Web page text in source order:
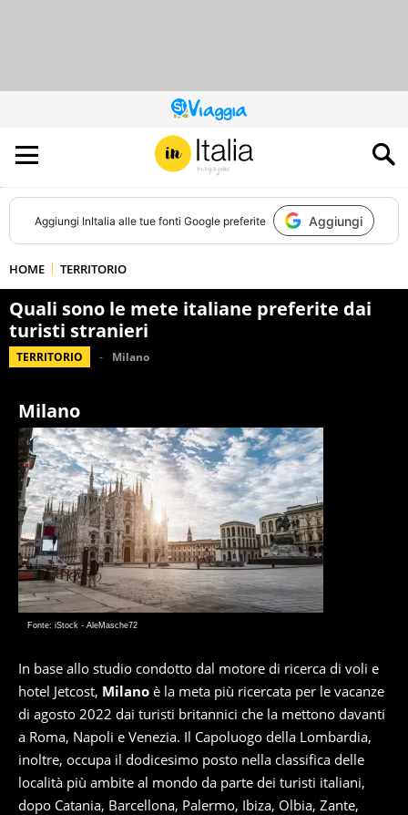
QUESTO
SITO
CONTRIBUISCE
ALL’AUDIENCE
DI
Aggiungi InItalia alle tue fonti Google preferite Aggiungi
HOME TERRITORIO
Quali sono le mete italiane preferite dai
turisti stranieri
TERRITORIO Milano
Milano
Fonte: iStock - AleMasche72
In base allo studio condotto dal motore di ricerca di voli e
hotel Jetcost, Milano è la meta più ricercata per le vacanze
di agosto 2022 dai turisti britannici che la mettono davanti
a Roma, Napoli e Venezia. Il Capoluogo della Lombardia,
inoltre, occupa il dodicesimo posto nella classifica delle
località più ambite al mondo da parte dei turisti italiani,
dopo Catania, Barcellona, Palermo, Ibiza, Olbia, Zante,